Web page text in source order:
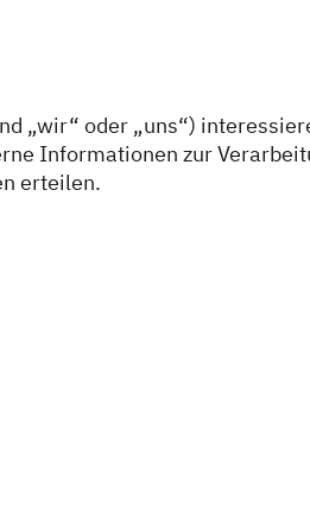
„wir“ oder „uns“)
Informationen zur
erteilen.